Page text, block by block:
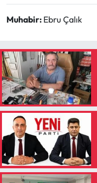
Muhabir: Ebru Çalık
Yerel Haberler